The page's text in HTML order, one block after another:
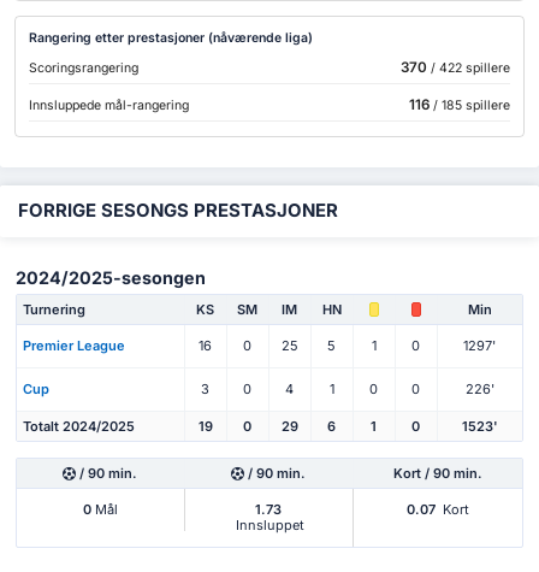
Rangering etter prestasjoner (nåværende liga)
Scoringsrangering
370 / 422 spillere
Innsluppede mål-rangering 116/ 185 spillere
FORRIGE SESONGS PRESTASJONER
2024/2025-sesongen
Turnering KS SM IM HN Min
Premier League 16 0 25 5 1 0 1297'
Cup 3 0 4 1 0 0 226'
Totalt 2024/2025 19 0 29 6 1 0 1523'
/ 90 min. / 90 min. Kort / 90 min.
0Mål
1.73
Innsluppet
0.07 Kort